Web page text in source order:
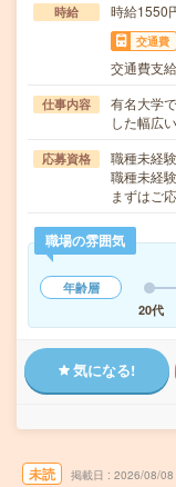
時給 時給1550
交通費
交通費支給
仕事内容
有名大学
した幅広
応募資格
職種未経
職種未経
まずはご
職場の雰囲気
年齢層
20代
気になる!
未読 掲載日 2026/08/08